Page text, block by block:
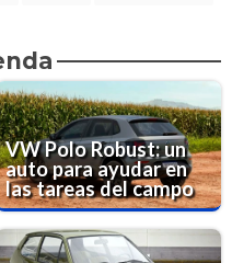
VW Polo Robust: un
auto para ayudar en
las tareas del campo